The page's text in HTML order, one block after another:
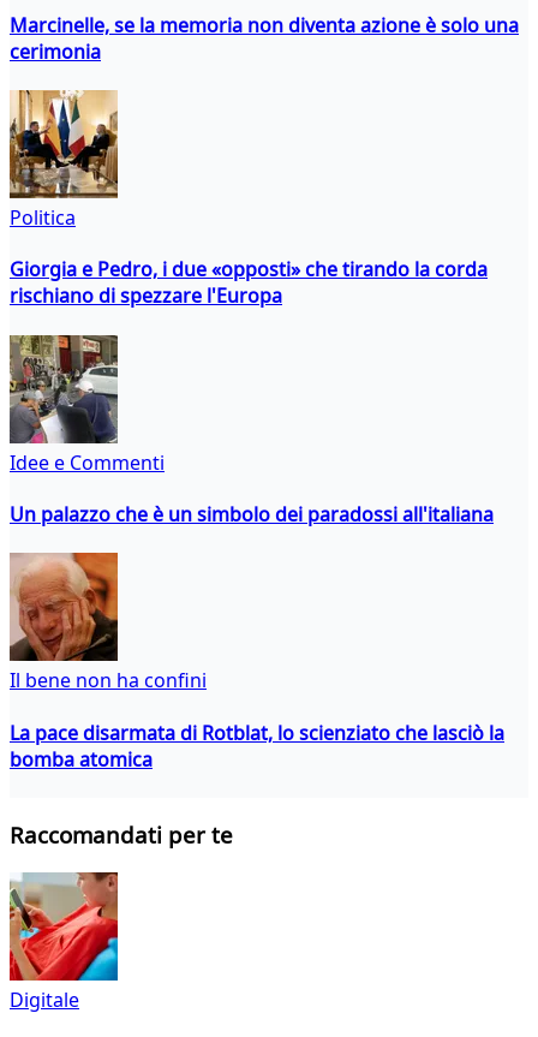
Marcinelle, se la memoria non diventa azione è solo una
cerimonia
Politica
Giorgia e Pedro, i due «opposti» che tirando la corda
rischiano di spezzare l'Europa
Idee e Commenti
Un palazzo che è un simbolo dei paradossi all'italiana
Il bene non ha confini
La pace disarmata di Rotblat, lo scienziato che lasciò la
bomba atomica
Raccomandati per te
Digitale